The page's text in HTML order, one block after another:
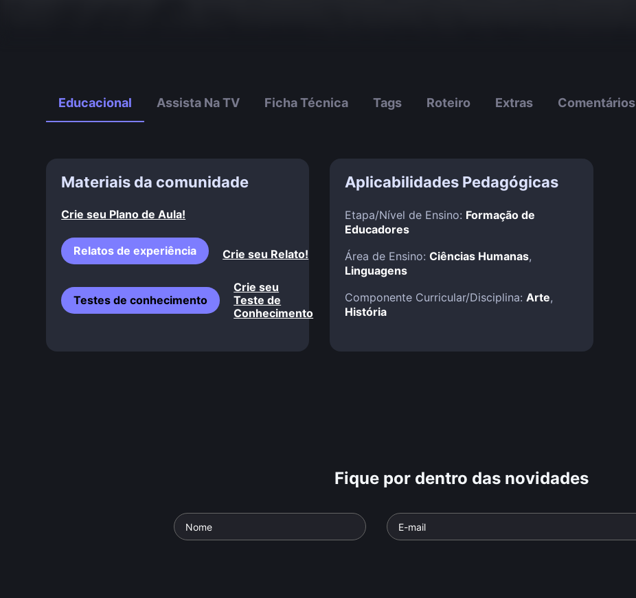
Educacional Assista Na TV Ficha Técnica Tags Roteiro Extras Comentários
Materiais da comunidade
Crie seu Plano de Aula!
Relatos de experiência Crie seu Relato!
Testes de conhecimento
Crie seu
Teste de
Conhecimento
Aplicabilidades Pedagógicas
Etapa/Nível de Ensino: Formação de
Educadores
Área de Ensino: Ciências Humanas,
Linguagens
Componente Curricular/Disciplina: Arte,
História
Fique por dentro das novidades